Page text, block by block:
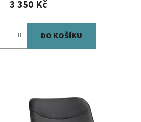
3 350 Kč
DO KOŠÍKU